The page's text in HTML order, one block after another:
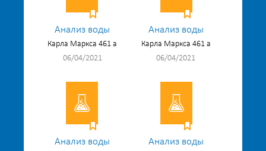
Анализ воды
Карла Маркса 461 а
06/04/2021
Анализ воды
Карла Маркса 461 а
06/04/2021
Анализ воды Анализ воды